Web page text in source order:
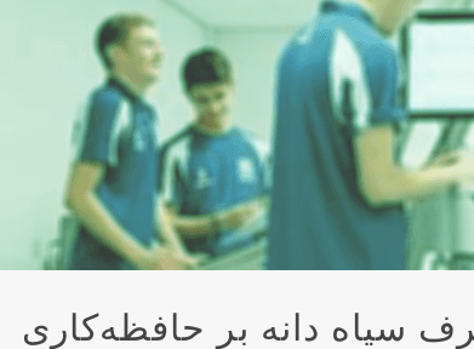
سیاه دانه بر حافظه‌کاری